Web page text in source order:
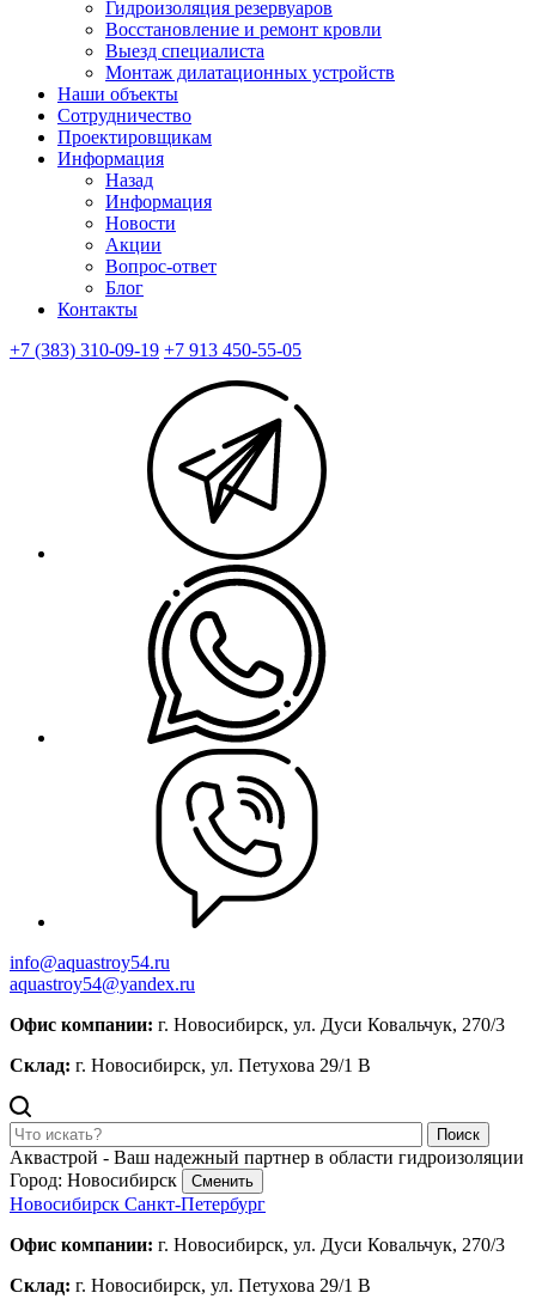
Гидроизоляция резервуаров
Восстановление и ремонт кровли
Выезд специалиста
Монтаж дилатационных устройств
Наши объекты
Сотрудничество
Проектировщикам
Информация
Назад
Информация
Новости
Акции
Вопрос-ответ
Блог
Контакты
+7 (383) 310-09-19 +7 913 450-55-05
info@aquastroy54.ru
aquastroy54@yandex.ru
Офис компании: г. Новосибирск, ул. Дуси Ковальчук, 270/3
Склад: г. Новосибирск, ул. Петухова 29/1 В
Поиск
Аквастрой - Ваш надежный партнер в области гидроизоляции
Город: Новосибирск
Сменить
Новосибирск Санкт-Петербург
Офис компании: г. Новосибирск, ул. Дуси Ковальчук, 270/3
Склад: г. Новосибирск, ул. Петухова 29/1 В